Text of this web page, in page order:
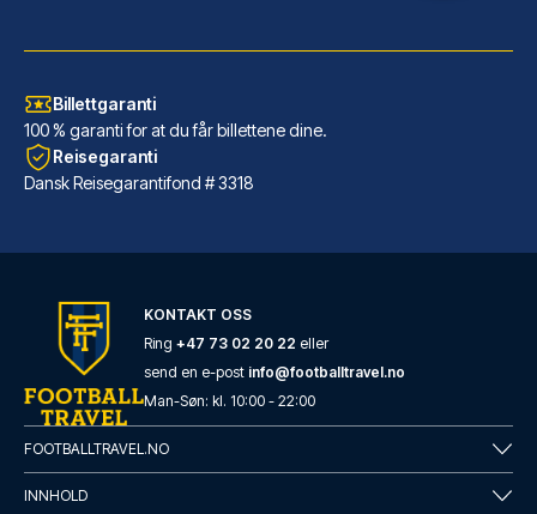
Billettgaranti
100 % garanti for at du får billettene dine.
Reisegaranti
Dansk Reisegarantifond # 3318
KONTAKT OSS
Ring +47 73 02 20 22 eller
send en e-post info@footballtravel.no
Man-Søn: kl. 10:00 - 22:00
FOOTBALLTRAVEL.NO
INNHOLD